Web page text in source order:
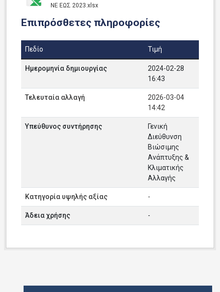
ΝΕ ΕΩΣ 2023.xlsx
Επιπρόσθετες πληροφορίες
Πεδίο Τιμή
Ημερομηνία δημιουργίας
2024-02-28
16:43
Τελευταία αλλαγή
2026-03-04
14:42
Υπεύθυνος συντήρησης
Γενική
Διεύθυνση
Βιώσιμης
Ανάπτυξης &
Κλιματικής
Αλλαγής
Κατηγορία υψηλής αξίας -
Άδεια χρήσης -